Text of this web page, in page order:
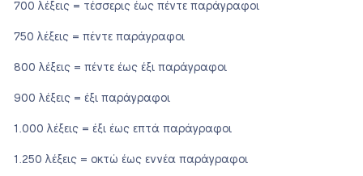
700 λέξεις = τέσσερις έως πέντε παράγραφοι
750 λέξεις = πέντε παράγραφοι
800 λέξεις = πέντε έως έξι παράγραφοι
900 λέξεις = έξι παράγραφοι
1.000 λέξεις = έξι έως επτά παράγραφοι
1.250 λέξεις = οκτώ έως εννέα παράγραφοι